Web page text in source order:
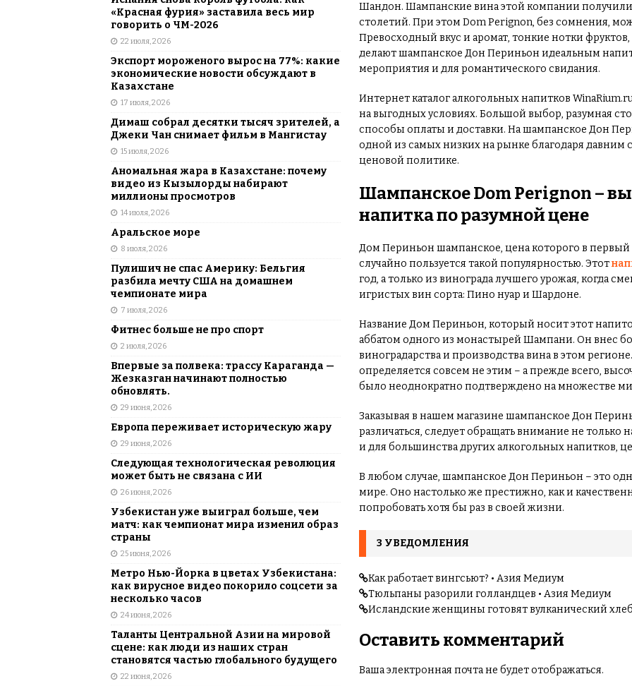
Шандон. Шампанские вина этой компании
столетий. При этом Dom Perignon, без сомнения,
Превосходный вкус и аромат, тонкие нотки
делают шампанское Дон Периньон идеальным
мероприятия и для романтического свидания.
Интернет каталог алкогольных напитков
на выгодных условиях. Большой выбор, разумная
способы оплаты и доставки. На шампанское Дон
одной из самых низких на рынке благодаря
ценовой политике.
Шампанское Dom Perignon –
напитка по разумной цене
Дом Периньон шампанское, цена которого в первый
случайно пользуется такой популярностью. Этот
год, а только из винограда лучшего урожая, когда
игристых вин сорта: Пино нуар и Шардоне.
Название Дом Периньон, который носит этот
аббатом одного из монастырей Шампани. Он внес
виноградарства и производства вина в этом
определяется совсем не этим – а прежде всего,
было неоднократно подтверждено на множестве
Заказывая в нашем магазине шампанское Дон
различаться, следует обращать внимание не только
и для большинства других алкогольных напитков,
В любом случае, шампанское Дон Периньон – это
мире. Оно настолько же престижно, как и
попробовать хотя бы раз в своей жизни.
3 УВЕДОМЛЕНИЯ
Как работает вингсьют? • Азия Медиум
Тюльпаны разорили голландцев • Азия Медиум
Исландские женщины готовят вулканический
Оставить комментарий
Ваша электронная почта не будет отображаться.
«Красная фурия» заставила весь мир
говорить о ЧМ-2026
22 июля, 2026
Экспорт мороженого вырос на 77%: какие
экономические новости обсуждают в
Казахстане
17 июля, 2026
Димаш собрал десятки тысяч зрителей, а
Джеки Чан снимает фильм в Мангистау
15 июля, 2026
Аномальная жара в Казахстане: почему
видео из Кызылорды набирают
миллионы просмотров
14 июля, 2026
Аральское море
8 июля, 2026
Пулишич не спас Америку: Бельгия
разбила мечту США на домашнем
чемпионате мира
7 июля, 2026
Фитнес больше не про спорт
2 июля, 2026
Впервые за полвека: трассу Караганда —
Жезказган начинают полностью
обновлять.
29 июня, 2026
Европа переживает историческую жару
29 июня, 2026
Следующая технологическая революция
может быть не связана с ИИ
26 июня, 2026
Узбекистан уже выиграл больше, чем
матч: как чемпионат мира изменил образ
страны
25 июня, 2026
Метро Нью-Йорка в цветах Узбекистана:
как вирусное видео покорило соцсети за
несколько часов
24 июня, 2026
Таланты Центральной Азии на мировой
сцене: как люди из наших стран
становятся частью глобального будущего
22 июня, 2026